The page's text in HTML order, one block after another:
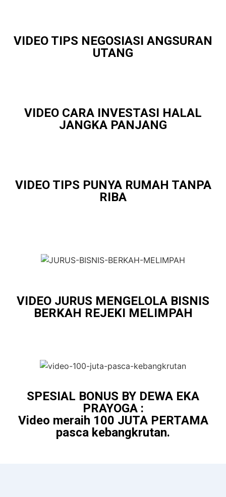
VIDEO TIPS NEGOSIASI ANGSURAN
UTANG
VIDEO CARA INVESTASI HALAL
JANGKA PANJANG
VIDEO TIPS PUNYA RUMAH TANPA
RIBA
VIDEO JURUS MENGELOLA BISNIS
BERKAH REJEKI MELIMPAH
SPESIAL BONUS BY DEWA EKA
PRAYOGA :
Video meraih 100 JUTA PERTAMA
pasca kebangkrutan.